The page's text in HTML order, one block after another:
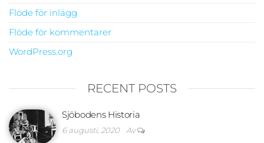
Flöde för inlägg
Flöde för kommentarer
WordPress.org
RECENT POSTS
Sjöbodens Historia
6 augusti, 2020 Av